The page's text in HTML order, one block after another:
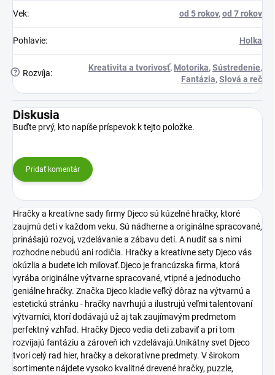
Vek: od 5 rokov,od 7 rokov
Pohlavie: Holka
? Rozvíja:
Kreativita a tvorivosť, Motorika,Sústredenie,
Fantázia,Slová a reč
Diskusia
Buďte prvý, kto napíše príspevok k tejto položke.
Pridať komentár
Hračky a kreatívne sady firmy Djeco sú kúzelné hračky, ktoré
zaujmú deti v každom veku. Sú nádherne a originálne spracované,
prinášajú rozvoj, vzdelávanie a zábavu detí. A nudiť sa s nimi
rozhodne nebudú ani rodičia. Hračky a kreatívne sety Djeco vás
okúzlia a budete ich milovať.Djeco je francúzska firma, ktorá
vyrába originálne výtvarne spracované, vtipné a jednoducho
geniálne hračky. Značka Djeco kladie veľký dôraz na výtvarnú a
estetickú stránku - hračky navrhujú a ilustrujú veľmi talentovaní
výtvarníci, ktorí dodávajú už aj tak zaujímavým predmetom
perfektný vzhľad. Hračky Djeco vedia deti zabaviť a pri tom
rozvíjajú fantáziu a zároveň ich vzdelávajú.Unikátny svet Djeco
tvorí celý rad hier, hračky a dekoratívne predmety. V širokom
sortimente nájdete vysoko kvalitné drevené hračky, puzzle,